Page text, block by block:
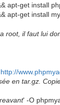
apt-get install
apt-get install
root, il faut lui
http://
en tar.gz.
' -O